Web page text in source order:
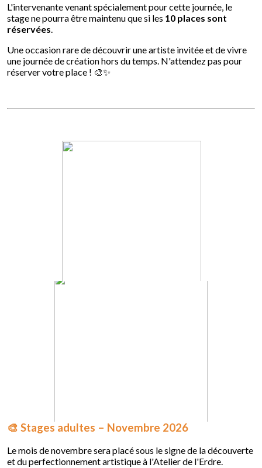
L'intervenante venant spécialement pour cette journée, le
stage ne pourra être maintenu que si les 10 places sont
réservées.
Une occasion rare de découvrir une artiste invitée et de vivre
une journée de création hors du temps. N'attendez pas pour
réserver votre place ! 🎨✨
🎨 Stages adultes – Novembre 2026
Le mois de novembre sera placé sous le signe de la découverte
et du perfectionnement artistique à l'Atelier de l'Erdre.